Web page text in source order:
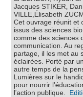
Jacques STIKER,
VILLE,Élisabeth
Cet ouvrage réunit et
issus des sciences
comme des sciences
communication. Au
partage, il les met au
éclairées. Porté par
autre temps de la
Lumières sur le
pour nourrir
l’action publique.